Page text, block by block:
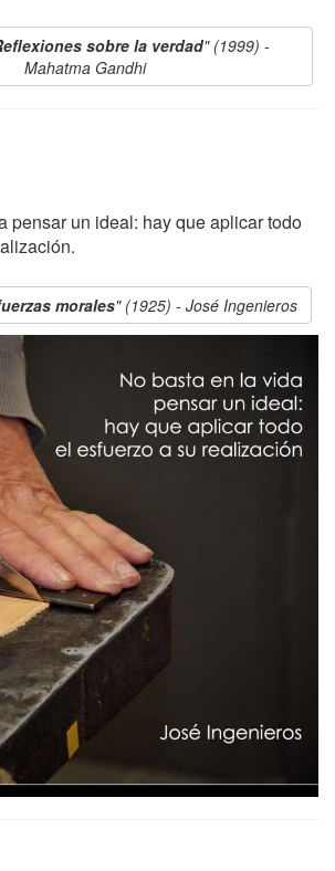
sobre la verdad" (1999) -
Mahatma Gandhi
pensar un ideal: hay que aplicar todo
morales" (1925) - José Ingenieros